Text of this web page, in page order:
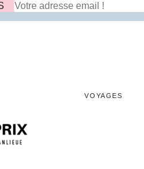
VOYAGES